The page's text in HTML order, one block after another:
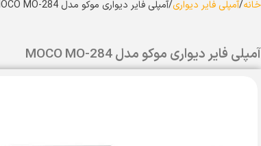
خانه آمپلی فایر دیواری آمپلی فایر دیواری موکو مدل MOCO MO-284
آمپلی فایر دیواری موکو مدل MOCO MO-284